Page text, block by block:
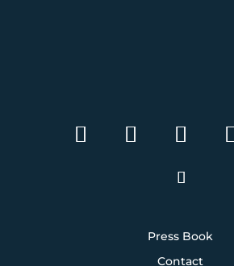
Press Book
Contact